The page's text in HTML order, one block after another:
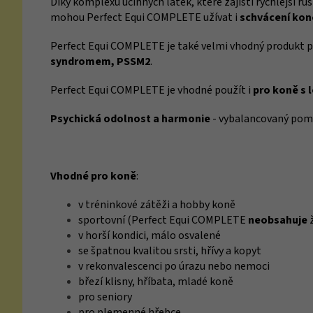
mohou Perfect Equi COMPLETE užívat i schvácení
Perfect Equi COMPLETE je také velmi vhodný produkt
syndromem, PSSM2.
Perfect Equi COMPLETE je vhodné použít i pro koně s
Psychická odolnost a harmonie- vybalancovaný
Vhodné pro koně:
v tréninkové zátěži a hobby koně
sportovní (Perfect Equi COMPLETE neobsahuje
v horší kondici, málo osvalené
se špatnou kvalitou srsti, hřívy a kopyt
v rekonvalescenci po úrazu nebo nemoci
březí klisny, hříbata, mladé koně
pro seniory